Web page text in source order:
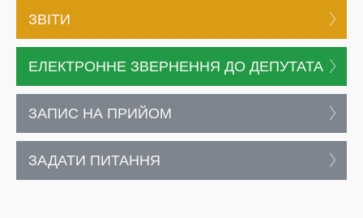
ЗВІТИ
ЕЛЕКТРОННЕ ЗВЕРНЕННЯ ДО ДЕПУТАТА
ЗАПИС НА ПРИЙОМ
ЗАДАТИ ПИТАННЯ